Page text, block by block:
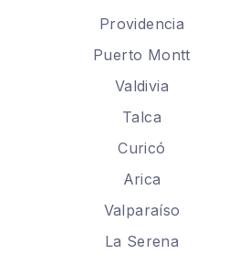
Providencia
Puerto Montt
Valdivia
Talca
Curicó
Arica
Valparaíso
La Serena